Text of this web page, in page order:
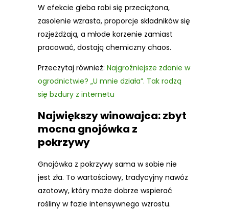
W efekcie gleba robi się przeciążona,
zasolenie wzrasta, proporcje składników się
rozjeżdżają, a młode korzenie zamiast
pracować, dostają chemiczny chaos.
Przeczytaj również: Najgroźniejsze zdanie w
ogrodnictwie? „U mnie działa”. Tak rodzą
się bzdury z internetu
Największy winowajca: zbyt
mocna gnojówka z
pokrzywy
Gnojówka z pokrzywy sama w sobie nie
jest zła. To wartościowy, tradycyjny nawóz
azotowy, który może dobrze wspierać
rośliny w fazie intensywnego wzrostu.